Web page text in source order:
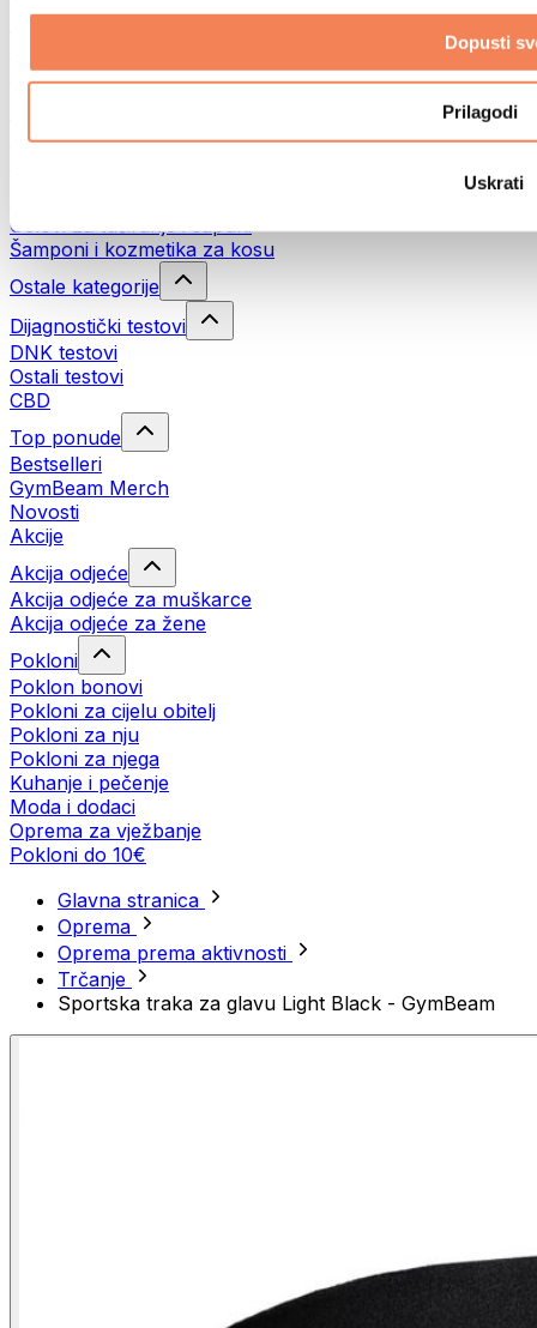
Dopusti
Prilagodi
Uskrati
Filteri i vrčevi za vodu
Deterdženti za rublje
Gelovi za tuširanje i sapuni
Šamponi i kozmetika za kosu
Ostale kategorije
Dijagnostički testovi
DNK testovi
Ostali testovi
CBD
Top ponude
Bestselleri
GymBeam Merch
Novosti
Akcije
Akcija odjeće
Akcija odjeće za muškarce
Akcija odjeće za žene
Pokloni
Poklon bonovi
Pokloni za cijelu obitelj
Pokloni za nju
Pokloni za njega
Kuhanje i pečenje
Moda i dodaci
Oprema za vježbanje
Pokloni do 10€
Glavna stranica
Oprema
Oprema prema aktivnosti
Trčanje
Sportska traka za glavu Light Black - GymBeam